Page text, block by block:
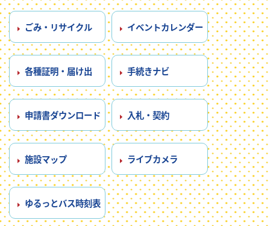
ごみ・リサイクル イベントカレンダー
各種証明・届け出 手続きナビ
申請書ダウンロード 入札・契約
施設マップ ライブカメラ
ゆるっとバス時刻表